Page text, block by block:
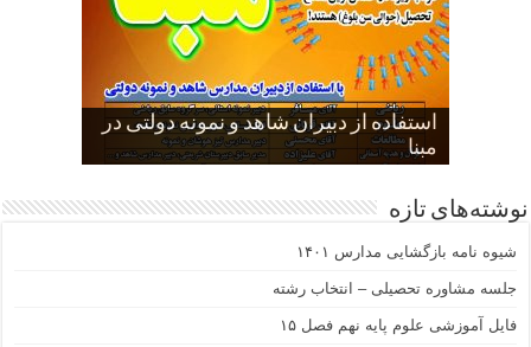
استفاده از دبیران شاهد و نمونه دولتی در
مبنا
اینفوگرافی اهداف دبیرستان پسرانه مبنا
ما می خواهیم آن کسی که از آموزش و
پرورش خارج می شود:
گرفتاری بشر …
اساس عالم بر تربیت انسان است
نوشته‌های تازه
شیوه نامه بازگشایی مدارس ۱۴۰۱
جلسه مشاوره تحصیلی – انتخاب رشته
فایل آموزشی علوم پایه نهم فصل ۱۵